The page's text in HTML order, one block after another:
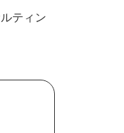
ティン